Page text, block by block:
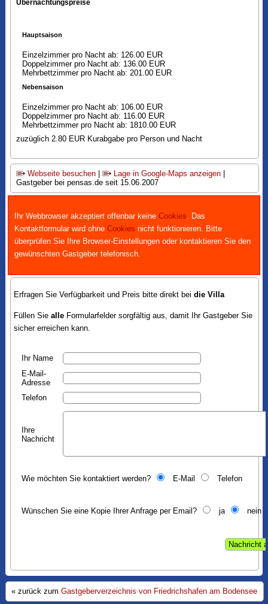
Übernachtungspreise
Hauptsaison
Einzelzimmer pro Nacht ab: 126.00 EUR
Doppelzimmer pro Nacht ab: 136.00 EUR
Mehrbettzimmer pro Nacht ab: 201.00 EUR
Nebensaison
Einzelzimmer pro Nacht ab: 106.00 EUR
Doppelzimmer pro Nacht ab: 116.00 EUR
Mehrbettzimmer pro Nacht ab: 1810.00 EUR
zuzüglich 2.80 EUR Kurabgabe pro Person und Nacht
Webseite besuchen| Lage in Google-Maps anzeigen|
Gastgeber bei pensas.de seit 15.06.2007
Ihr Webbrowser akzeptiert offenbar keineCookies. Das
Kontaktformular wird ohneCookies nicht funktionieren. Bitte
überprüfen Sie Ihre Browser-Einstellungen oder kontaktieren Sie den
gewünschten Gastgeber telefonisch.
Erfragen Sie Verfügbarkeit und Preis bitte direkt bei die Villa
Füllen Sie alleFormularfelder sorgfältig aus, damit Ihr Gastgeber Sie
sicher erreichen kann.
Ihr Name
E-Mail-
Adresse
Telefon
Ihre
Nachricht
Wie möchten Sie kontaktiert werden? E-Mail Telefon
Wünschen Sie eine Kopie Ihrer Anfrage per Email? ja nein
« zurück zum Gastgeberverzeichnis von Friedrichshafen am Bodensee